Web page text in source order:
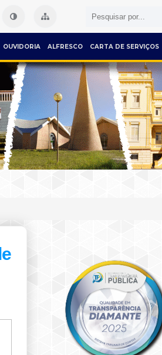
OUVIDORIA ALFRESCO CARTA DE SERVIÇOS